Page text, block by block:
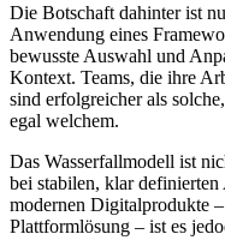
Die Botschaft dahinter ist
Anwendung eines
bewusste Auswahl und
Kontext. Teams, die ihre
sind erfolgreicher als
egal welchem.
Das Wasserfallmodell ist
bei stabilen, klar
modernen Digitalprodukte
Plattformlösung – ist es